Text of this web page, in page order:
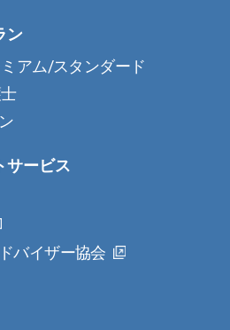
ン
アム/スタンダード
サービス
バイザー協会